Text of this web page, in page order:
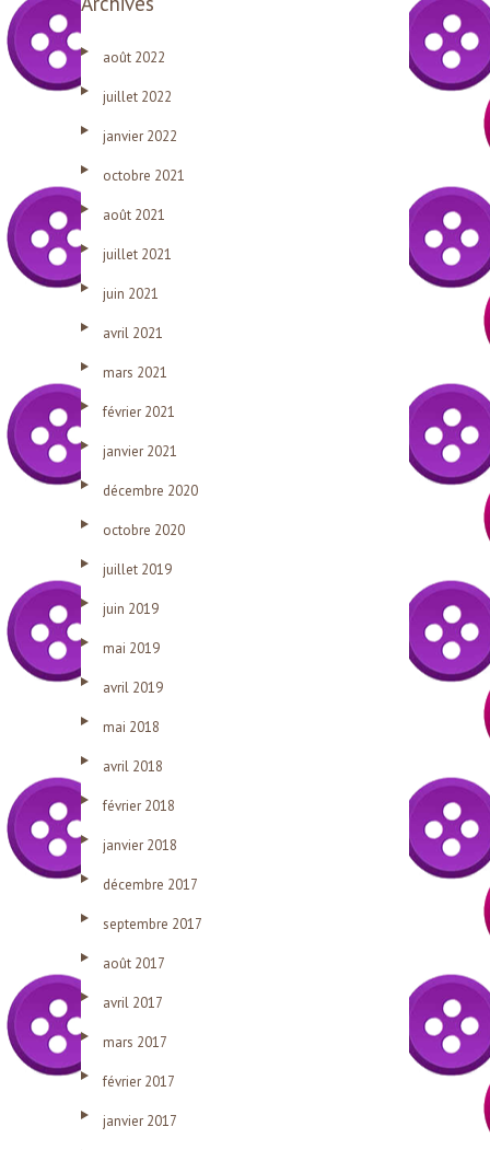
août 2022
juillet 2022
janvier 2022
octobre 2021
août 2021
juillet 2021
juin 2021
avril 2021
mars 2021
février 2021
janvier 2021
décembre 2020
octobre 2020
juillet 2019
juin 2019
mai 2019
avril 2019
mai 2018
avril 2018
février 2018
janvier 2018
décembre 2017
septembre 2017
août 2017
avril 2017
mars 2017
février 2017
janvier 2017